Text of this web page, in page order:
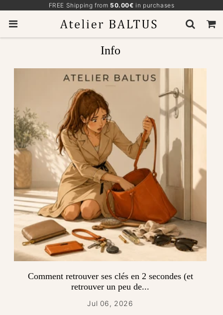
FREE Shipping from 50.00€ in purchases
Info
Comment retrouver ses clés en 2 secondes (et
retrouver un peu de...
Jul 06, 2026